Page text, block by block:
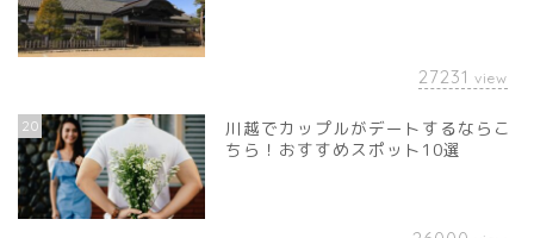
27231 view
20
川越でカップルがデートするならこ
ちら！おすすめスポット10選